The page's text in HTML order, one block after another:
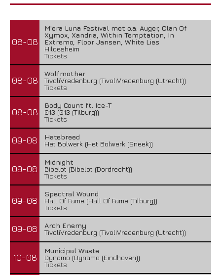
08-08
M'era Luna Festival met o.a. Auger, Clan Of
Xymox, Xandria, Within Temptation, In
Extremo, Floor Jansen, White Lies
Hildesheim
Tickets
08-08
Wolfmother
TivoliVredenburg (TivoliVredenburg (Utrecht))
Tickets
08-08
Body Count ft. Ice-T
013 (013 (Tilburg))
Tickets
09-08
Hatebreed
Het Bolwerk (Het Bolwerk (Sneek))
09-08
Midnight
Bibelot (Bibelot (Dordrecht))
Tickets
09-08
Spectral Wound
Hall Of Fame (Hall Of Fame (Tilburg))
Tickets
09-08
Arch Enemy
TivoliVredenburg (TivoliVredenburg (Utrecht))
10-08
Municipal Waste
Dynamo (Dynamo (Eindhoven))
Tickets